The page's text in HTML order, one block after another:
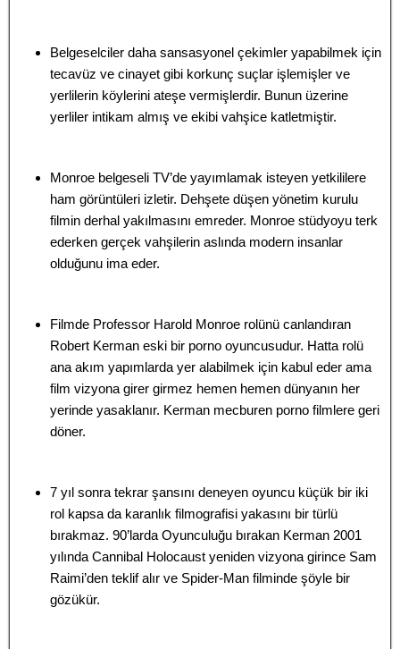
Belgeselciler daha sansasyonel çekimler yapabilmek için
tecavüz ve cinayet gibi korkunç suçlar işlemişler ve
yerlilerin köylerini ateşe vermişlerdir. Bunun üzerine
yerliler intikam almış ve ekibi vahşice katletmiştir.
Monroe belgeseli TV’de yayımlamak isteyen yetkililere
ham görüntüleri izletir. Dehşete düşen yönetim kurulu
filmin derhal yakılmasını emreder. Monroe stüdyoyu terk
ederken gerçek vahşilerin aslında modern insanlar
olduğunu ima eder.
Filmde Professor Harold Monroe rolünü canlandıran
Robert Kerman eski bir porno oyuncusudur. Hatta rolü
ana akım yapımlarda yer alabilmek için kabul eder ama
film vizyona girer girmez hemen hemen dünyanın her
yerinde yasaklanır. Kerman mecburen porno filmlere geri
döner.
7 yıl sonra tekrar şansını deneyen oyuncu küçük bir iki
rol kapsa da karanlık filmografisi yakasını bir türlü
bırakmaz. 90’larda Oyunculuğu bırakan Kerman 2001
yılında Cannibal Holocaust yeniden vizyona girince Sam
Raimi’den teklif alır ve Spider-Man filminde şöyle bir
gözükür.